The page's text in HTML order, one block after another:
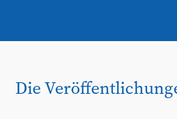
Die